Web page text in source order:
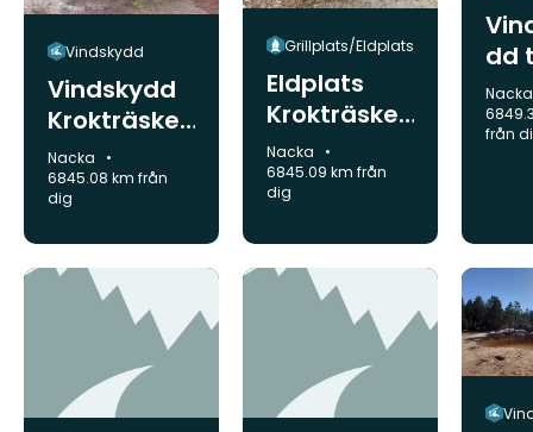
Vindskydd
Vindskydd
Krokträsken
Skarpnäs
Kommun:
Nacka
6845.08 km från
dig
Grillplats/Eldplats
Eldplats
Krokträsken
Skarpnäs
Kommun:
Nacka
6845.09 km från
dig
dd
en
från